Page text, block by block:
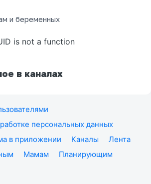
и беременных
is not a function
в каналах
персональных данных
в приложении Каналы
Лента
Мамам
Планирующим